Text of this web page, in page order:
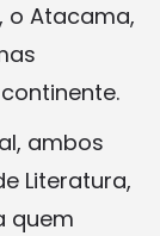
o Atacama,
ambos
Literatura,
quem